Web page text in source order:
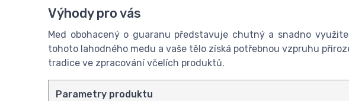
Výhody pro vás
Med obohacený o guaranu představuje chutný a snadno
tohoto lahodného medu a vaše tělo získá potřebnou vzpruhu
tradice ve zpracování včelích produktů.
Parametry produktu